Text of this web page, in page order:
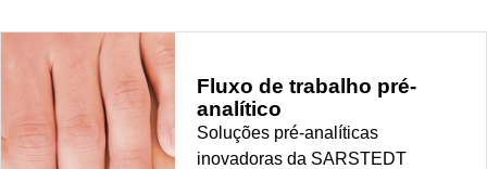
Fluxo de trabalho pré-
analítico
Soluções pré-analíticas
inovadoras da SARSTEDT